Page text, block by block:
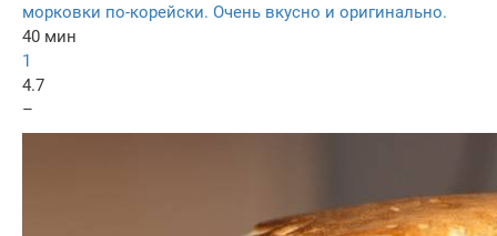
морковки по-корейски. Очень вкусно и оригинально.
40 мин
1
4.7
–